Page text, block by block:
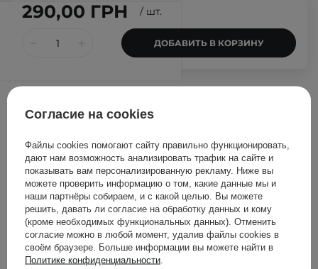
290,00 ГРН / шт.
ДОБАВИТЬ В КОРЗИНУ
проверили
Согласие на cookies
Файлы cookies помогают сайту правильно функционировать,
дают нам возможность анализировать трафик на сайте и
показывать вам персонализированную рекламу. Ниже вы
можете проверить информацию о том, какие данные мы и
наши партнёры собираем, и с какой целью. Вы можете
решить, давать ли согласие на обработку данных и кому
(кроме необходимых функциональных данных). Отменить
согласие можно в любой момент, удалив файлы cookies в
своём браузере. Больше информации вы можете найти в
Политике конфиденциальности